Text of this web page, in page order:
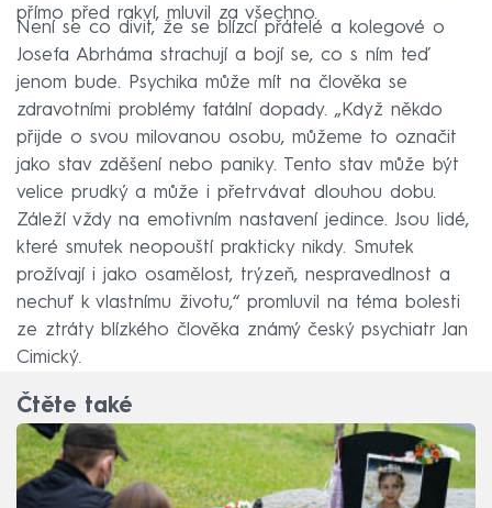
přímo před rakví, mluvil za všechno.
Není se co divit, že se blízcí přátelé a kolegové o
Josefa Abrháma strachují a bojí se, co s ním teď
jenom bude. Psychika může mít na člověka se
zdravotními problémy fatální dopady. „Když někdo
přijde o svou milovanou osobu, můžeme to označit
jako stav zděšení nebo paniky. Tento stav může být
velice prudký a může i přetrvávat dlouhou dobu.
Záleží vždy na emotivním nastavení jedince. Jsou lidé,
které smutek neopouští prakticky nikdy. Smutek
prožívají i jako osamělost, trýzeň, nespravedlnost a
nechuť k vlastnímu životu,“ promluvil na téma bolesti
ze ztráty blízkého člověka známý český psychiatr Jan
Cimický.
Čtěte také